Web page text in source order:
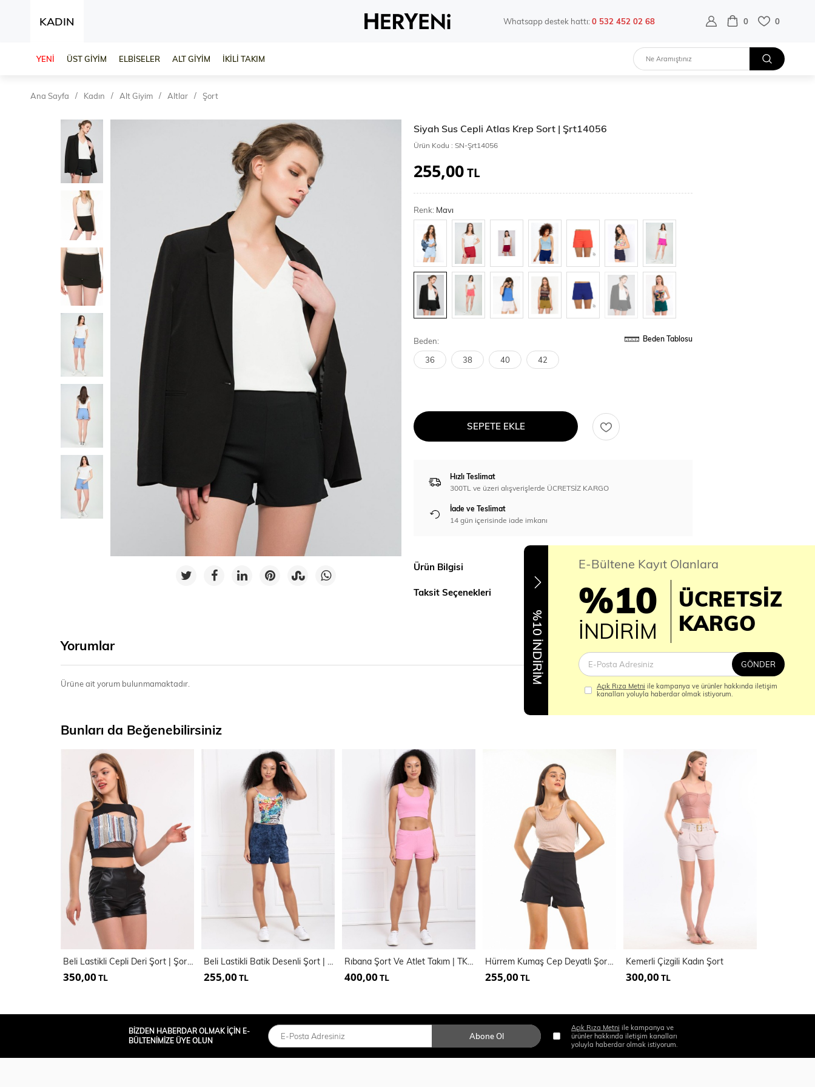
KADIN Whatsapp destek hattı:0 532 452 02 68 0 0
YENİ ÜST GİYİM ELBİSELER ALT GİYİM İKİLİ TAKIM
Ana Sayfa Kadın Alt Giyim Altlar Şort
Siyah Sus Cepli Atlas Krep Sort | Şrt14056
Ürün Kodu : SN-Şrt14056
255,00TL
Renk: Mavı
Beden: Beden Tablosu
36 38 40 42
SEPETE EKLE
Hızlı Teslimat
300TL ve üzeri alışverişlerde ÜCRETSİZ KARGO
İade ve Teslimat
14 gün içerisinde iade imkanı
Ürün Bilgisi
Taksit Seçenekleri
Yorumlar
Ürüne ait yorum bulunmamaktadır.
Bunları da Beğenebilirsiniz
Beli Lastikli Cepli Deri Şort | Şort34012
350,00 TL
Beli Lastikli Batik Desenli Şort | ŞRT33367
255,00 TL
Rıbana Şort Ve Atlet Takım | TKM33044
400,00 TL
Hürrem Kumaş Cep Deyatlı Şort | Şrt33538
255,00 TL
Kemerli Çizgili Kadın Şort
300,00 TL
%10 İNDİRİM
E-Bültene Kayıt Olanlara
%10
İNDİRİM
ÜCRETSİZ
KARGO
GÖNDER
Açık Rıza Metni ile kampanya ve ürünler hakkında iletişim
kanalları yoluyla haberdar olmak istiyorum.
BİZDEN HABERDAR OLMAK İÇİN E-
BÜLTENİMİZE ÜYE OLUN
Abone Ol
Açık Rıza Metni ile kampanya ve
ürünler hakkında iletişim kanalları
yoluyla haberdar olmak istiyorum.